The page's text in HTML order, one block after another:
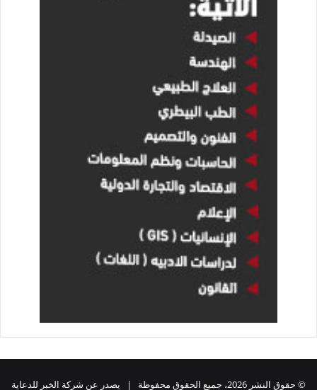
© حقوق النشر 2026، جميع الحقوق محفوظة | يصدر عن شركة الخبر للدعاية